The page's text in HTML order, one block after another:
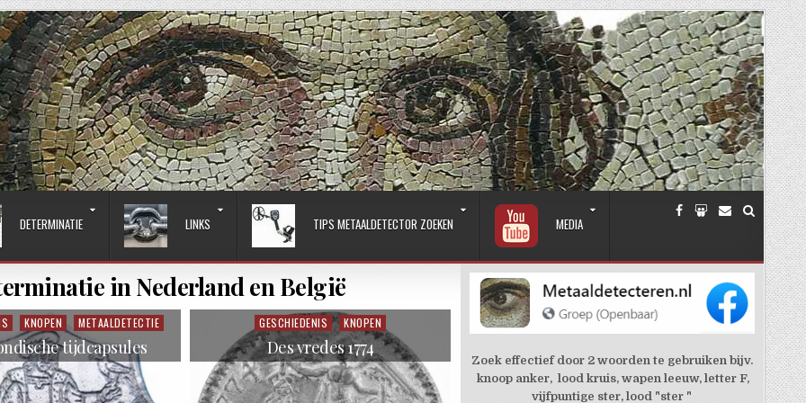
DETERMINATIE LINKS TIPS METAALDETECTOR ZOEKEN MEDIA
in Nederland en België
KNOPEN METAALDETECTIE
tijdcapsules
Posted in
GESCHIEDENIS KNOPEN
Des vredes 1774
Zoek effectief door 2 woorden te gebruiken bijv.
knoop anker, lood kruis, wapen leeuw, letter F,
vijfpuntige ster, lood "ster "